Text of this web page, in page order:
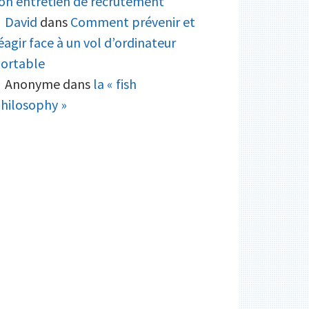
David dans Comment prévenir et
face à un vol d’ordinateur
Anonymedans la « fish
»